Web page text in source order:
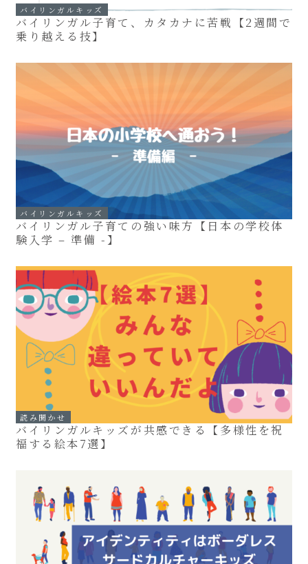
バイリンガルキッズ
バイリンガル子育て、カタカナに苦戦【2週間で
乗り越える技】
バイリンガルキッズ
バイリンガル子育ての強い味方【日本の学校体
験入学 – 準備 -】
読み聞かせ
バイリンガルキッズが共感できる【多様性を祝
福する絵本7選】